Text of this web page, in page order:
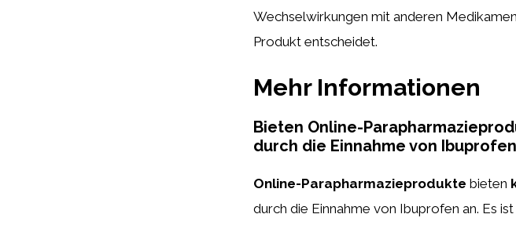
Wechselwirkungen mit anderen
Produkt entscheidet.
Mehr Informationen
Bieten Online-
durch die Einnahme von
Online-Parapharmazieprodukte bieten
durch die Einnahme von Ibuprofen an. Es